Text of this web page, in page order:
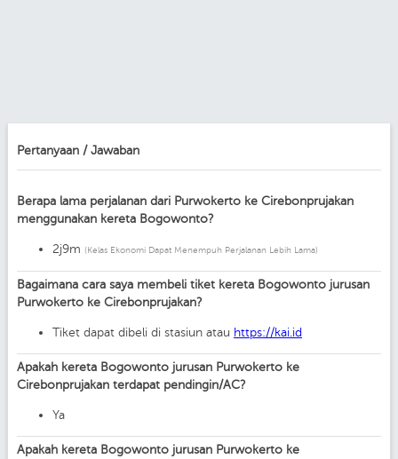
Pertanyaan / Jawaban
Berapa lama perjalanan dari Purwokerto ke Cirebonprujakan
menggunakan kereta Bogowonto?
2j9m (Kelas Ekonomi Dapat Menempuh Perjalanan Lebih Lama)
Bagaimana cara saya membeli tiket kereta Bogowonto jurusan
Purwokerto ke Cirebonprujakan?
Tiket dapat dibeli di stasiun atau https://kai.id
Apakah kereta Bogowonto jurusan Purwokerto ke
Cirebonprujakan terdapat pendingin/AC?
Ya
Apakah kereta Bogowonto jurusan Purwokerto ke